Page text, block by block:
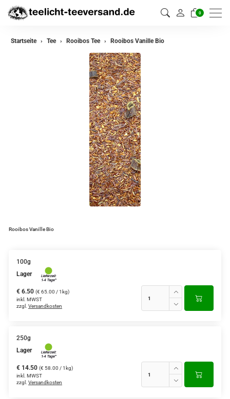
0
zurück
Grüner Tee aus Japan
Teemischungen
Verschiedene Anbaugebiete
Yogi - und Beuteltee
Aromatisierter Grüntee
Aromatisierter Schwarztee
Startseite Tee Rooibos Tee Rooibos Vanille Bio
Rooibos Vanille Bio
100g
Lager
€ 6.50 (€ 65.00 / 1kg)
inkl. MWST
zzgl. Versandkosten
250g
Lager
€ 14.50 (€ 58.00 / 1kg)
inkl. MWST
zzgl. Versandkosten